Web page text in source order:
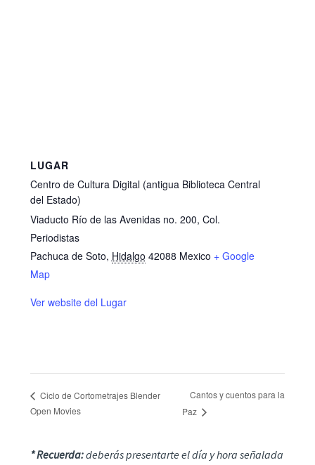
LUGAR
Centro de Cultura Digital (antigua Biblioteca Central
del Estado)
Viaducto Río de las Avenidas no. 200, Col.
Periodistas
Pachuca de Soto, Hidalgo 42088 Mexico + Google
Map
Ver website del Lugar
Ciclo de Cortometrajes Blender
Open Movies
Cantos y cuentos para la
Paz
* Recuerda:deberás presentarte el día y hora señalada